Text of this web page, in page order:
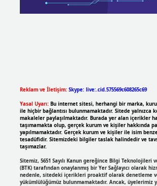
Reklam ve İletişim: Skype: live:.cid.575569c608265c69
Yasal Uyarı: Bu internet sitesi, herhangi bir marka,
ile hiçbir bağlantısı bulunmamaktadır. Sitede yalnızca
makaleler paylaşılmaktadır. Burada yer alan içerikler
taşımamakta olup, gerçek kurum ve kişiler hakkında
yapılmamaktadır. Gerçek kurum ve kişiler ile isim
tesadüfidir. Sitemizdeki bilgiler taslak halindedir ve
taşımazlar.
Sitemiz, 5651 Sayılı Kanun gereğince Bilgi Teknolojileri
(BTK) tarafından onaylanmış bir Yer Sağlayıcı olarak
nedenle, sitedeki içerikleri proaktif olarak denetleme
yükümlülüğümüz bulunmamaktadır. Ancak, üyelerimiz